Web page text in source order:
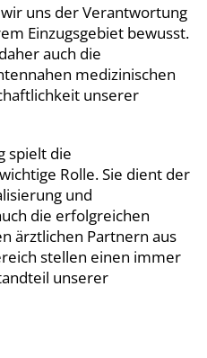
uns der Verantwortung
Einzugsgebiet bewusst.
auch die
medizinischen
unserer
spielt die
Rolle. Sie dient der
und
die erfolgreichen
ärztlichen Partnern aus
stellen einen immer
unserer